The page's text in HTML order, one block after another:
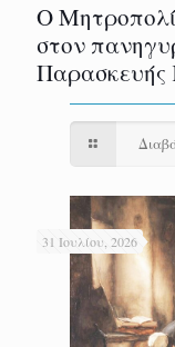
Ο
στον
Παρασκευής
31 Ιουλίου, 2026